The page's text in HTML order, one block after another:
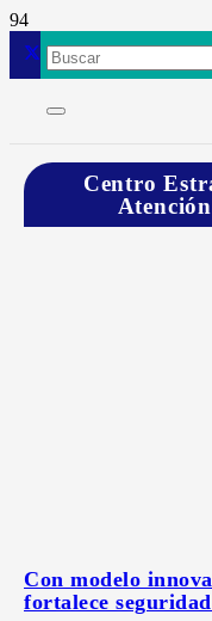
Centro
Con modelo
fortalece